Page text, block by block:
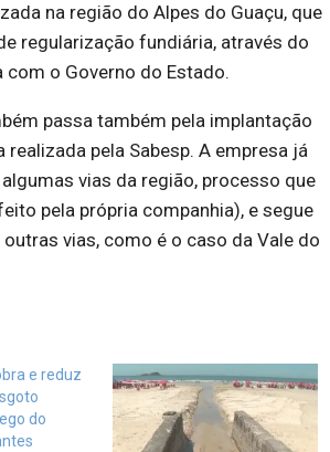
na região do Alpes do Guaçu, que
regularização fundiária, através do
o Governo do Estado.
passa também pela implantação
pela Sabesp. A empresa já
vias da região, processo que
pela própria companhia), e segue
vias, como é o caso da Vale do
e reduz
do